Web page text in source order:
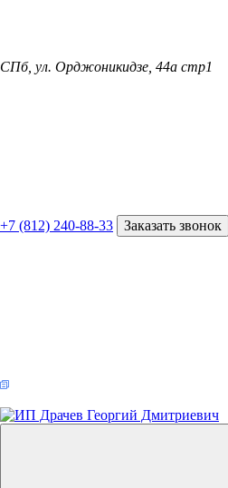
СПб, ул. Орджоникидзе, 44а стр1
+7 (812) 240-88-33 Заказать звонок